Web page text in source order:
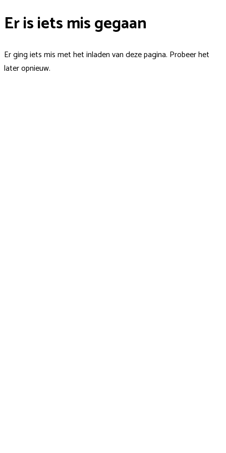
Er is iets mis gegaan
Er ging iets mis met het inladen van deze pagina. Probeer het
later opnieuw.